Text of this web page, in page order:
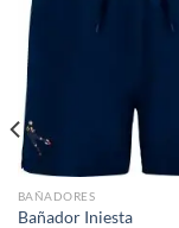
BAÑADORES
Bañador Iniesta